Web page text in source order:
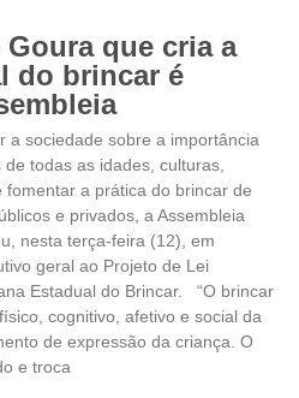
que cria a
do brincar é
a sociedade sobre a importância
todas as idades, culturas,
a prática do brincar de
e privados, a Assembleia
nesta terça-feira (12), em
geral ao Projeto de Lei
Estadual do Brincar. “O brincar
cognitivo, afetivo e social da
de expressão da criança. O
e troca